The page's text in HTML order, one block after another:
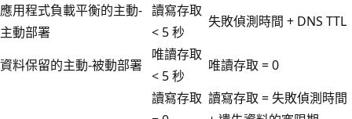
應用程式負載平衡的主動-
主動部署
讀寫存取
< 5 秒
失敗偵測時間 + DNS TTL
資料保留的主動-被動部署
唯讀存取
< 5 秒
唯讀存取 = 0
讀寫存取 讀寫存取 = 失敗偵測時間